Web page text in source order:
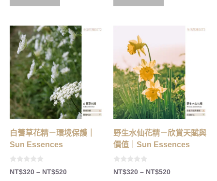
5
5
白蓍草花精－環境保護｜
Sun Essences
0
o
NT$320 – NT$520
野生水仙花精－欣賞天賦與
價值｜Sun Essences
0
o
NT$320 – NT$520